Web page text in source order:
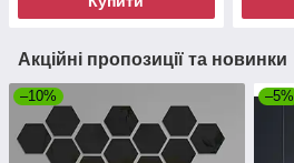
Акційні пропозиції та новинки
–10% –5%